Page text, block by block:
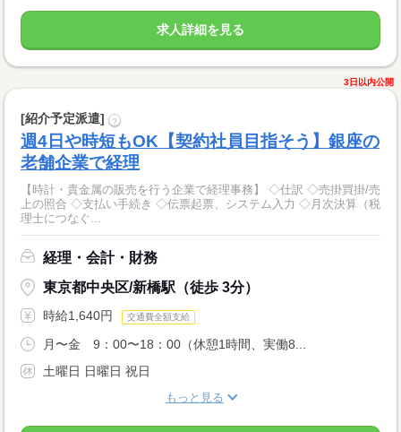
求人詳細を見る
3日以内公開
[紹介予定派遣] ?
週4日や時短もOK【契約社員目指そう】銀座の
老舗企業で経理
【時計・貴金属の販売を行う企業で経理事務】 ◇仕訳 ◇売掛買掛/売
上の照合 ◇支払い手続き ◇伝票起票、システム入力 ◇月次決算（税
理士につなぐ...
経理・会計・財務
東京都中央区/新橋駅（徒歩 3分）
時給1,640円 交通費全額支給
月〜金 9：00〜18：00（休憩1時間、実働8...
土曜日 日曜日 祝日
もっと見る